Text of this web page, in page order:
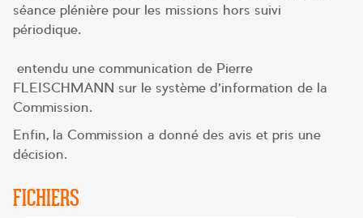
séance plénière pour les missions hors suivi
périodique.
entendu une communication de Pierre
FLEISCHMANN sur le système d’information de la
Commission.
Enfin, la Commission a donné des avis et pris une
décision.
FICHIERS